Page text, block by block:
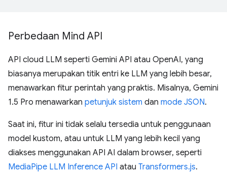
Perbedaan Mind API
API cloud LLM seperti Gemini API atau OpenAI, yang
biasanya merupakan titik entri ke LLM yang lebih besar,
menawarkan fitur perintah yang praktis. Misalnya, Gemini
1.5 Pro menawarkan petunjuk sistem dan mode JSON.
Saat ini, fitur ini tidak selalu tersedia untuk penggunaan
model kustom, atau untuk LLM yang lebih kecil yang
diakses menggunakan API AI dalam browser, seperti
MediaPipe LLM Inference API atau Transformers.js.